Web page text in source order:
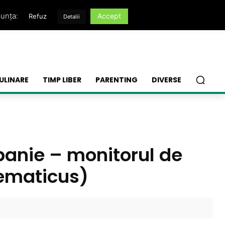
TIMP LIBER PARENTING DIVERSE
– monitorul de
Refuz Detalii Accept